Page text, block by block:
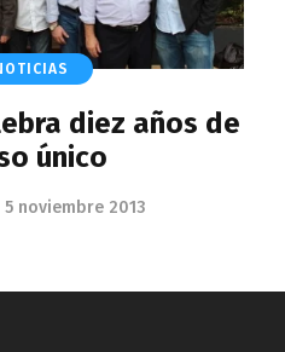
diez años de
único
5 noviembre 2013